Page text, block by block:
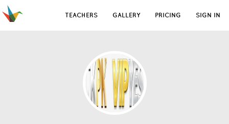
TEACHERS GALLERY PRICING SIGN IN